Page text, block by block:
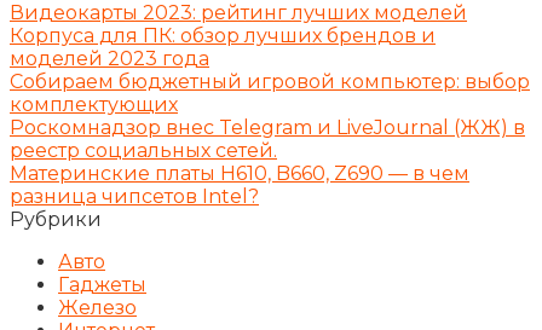
Видеокарты 2023: рейтинг лучших моделей
Корпуса для ПК: обзор лучших брендов и
моделей 2023 года
Собираем бюджетный игровой компьютер: выбор
комплектующих
Роскомнадзор внес Telegram и LiveJournal (ЖЖ) в
реестр социальных сетей.
Материнские платы H610, B660, Z690 — в чем
разница чипсетов Intel?
Рубрики
Авто
Гаджеты
Железо